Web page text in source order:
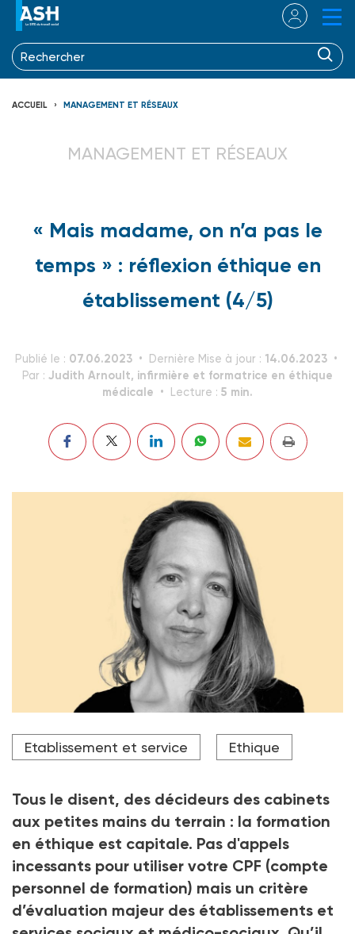
ACCUEIL MANAGEMENT ET RÉSEAUX
MANAGEMENT ET RÉSEAUX
« Mais madame, on n’a pas le
temps » : réflexion éthique en
établissement (4/5)
Publié le : 07.06.2023 Dernière Mise à jour : 14.06.2023
Par : Judith Arnoult, infirmière et formatrice en éthique
médicale
Lecture : 5 min.
Etablissement et service Ethique
Tous le disent, des décideurs des cabinets
aux petites mains du terrain : la formation
en éthique est capitale. Pas d'appels
incessants pour utiliser votre CPF (compte
personnel de formation) mais un critère
d’évaluation majeur des établissements et